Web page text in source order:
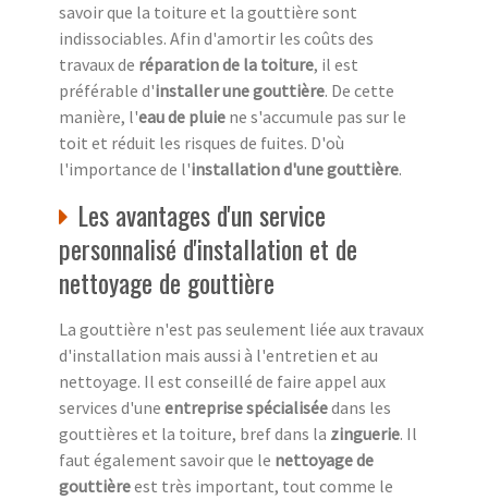
savoir que la toiture et la gouttière sont
indissociables. Afin d'amortir les coûts des
travaux de réparation de la toiture, il est
préférable d'installer une gouttière. De cette
manière, l'eau de pluie ne s'accumule pas sur le
toit et réduit les risques de fuites. D'où
l'importance de l'installation d'une gouttière.
Les avantages d'un service
personnalisé d'installation et de
nettoyage de gouttière
La gouttière n'est pas seulement liée aux travaux
d'installation mais aussi à l'entretien et au
nettoyage. Il est conseillé de faire appel aux
services d'une entreprise spécialiséedans les
gouttières et la toiture, bref dans la zinguerie. Il
faut également savoir que le nettoyage de
gouttièreest très important, tout comme le